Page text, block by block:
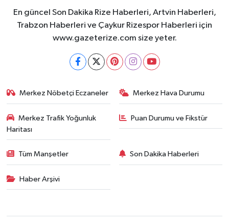
En güncel Son Dakika Rize Haberleri, Artvin Haberleri,
Trabzon Haberleri ve Çaykur Rizespor Haberleri için
www.gazeterize.com size yeter.
Merkez Nöbetçi Eczaneler Merkez Hava Durumu
Merkez Trafik Yoğunluk
Haritası
Puan Durumu ve Fikstür
Tüm Manşetler Son Dakika Haberleri
Haber Arşivi